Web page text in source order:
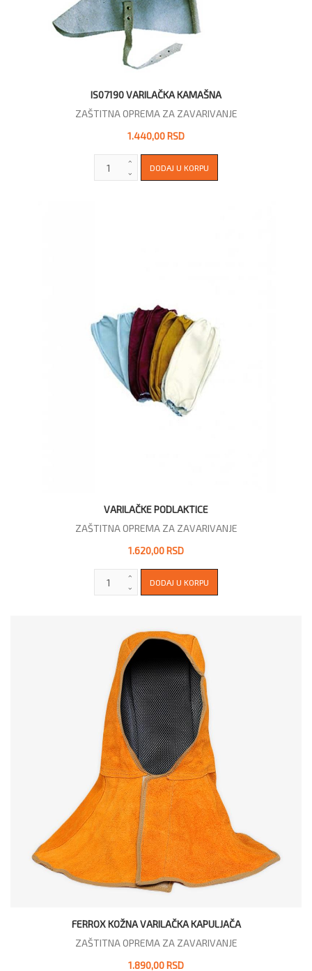
IS07190 VARILAČKA KAMAŠNA
ZAŠTITNA OPREMA ZA ZAVARIVANJE
1.440,00 RSD
VARILAČKE PODLAKTICE
ZAŠTITNA OPREMA ZA ZAVARIVANJE
1.620,00 RSD
FERROX KOŽNA VARILAČKA KAPULJAČA
ZAŠTITNA OPREMA ZA ZAVARIVANJE
1.890,00 RSD